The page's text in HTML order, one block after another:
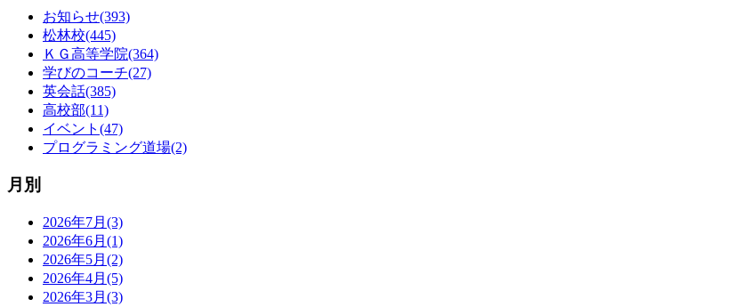
お知らせ(393)
松林校(445)
ＫＧ高等学院(364)
学びのコーチ(27)
英会話(385)
高校部(11)
イベント(47)
プログラミング道場(2)
月別
2026年7月(3)
2026年6月(1)
2026年5月(2)
2026年4月(5)
2026年3月(3)